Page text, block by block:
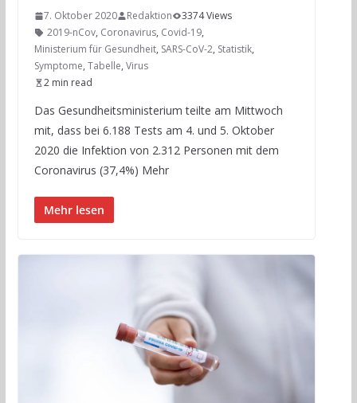
7. Oktober 2020 Redaktion
3374 Views
2019-nCov, Coronavirus, Covid-19,
Ministerium für Gesundheit, SARS-CoV-2, Statistik,
Symptome, Tabelle, Virus
2 min read
Das Gesundheitsministerium teilte am Mittwoch
mit, dass bei 6.188 Tests am 4. und 5. Oktober
2020 die Infektion von 2.312 Personen mit dem
Coronavirus (37,4%) Mehr
Mehr lesen